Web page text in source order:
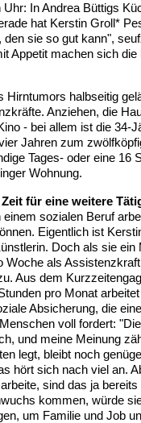
In Andrea Büttigs
hat Kerstin Groll*
sie so gut kann",
Appetit machen sich die
Hirntumors halbseitig
Anziehen, die
- bei allem ist die 34-
Jahren zum
Tages- oder eine 16
Wohnung.
für eine weitere
sozialen Beruf
Eigentlich ist
Doch als sie
Woche als
Aus dem
pro Monat
Absicherung, die
voll fordert:
und meine Meinung
legt, bleibt noch
hört sich nach viel an.
sind das ja
kommen, würde
um Familie und Job